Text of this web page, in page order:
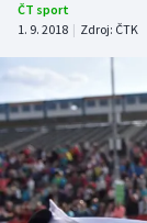
Atletika
Cyklistika
DALŠÍ SPORTY
Americký
ČT sport
1. 9. 2018 | Zdroj: ČTK